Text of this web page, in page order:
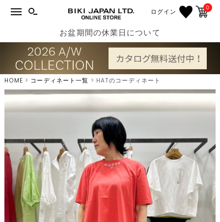
ログイン 0
お盆期間の休業日について
HOME コーディネート一覧 HATのコーディネート